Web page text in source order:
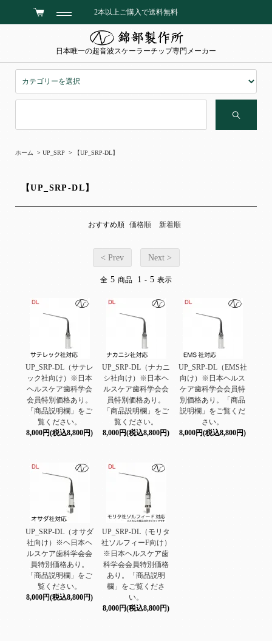
2本以上ご購入で送料無料
日本唯一の超音波スケーラーチップ専門メーカー
ホーム > UP_SRP > 【UP_SRP-DL】
【UP_SRP-DL】
おすすめ順 価格順 新着順
< Prev Next >
全 5 商品 1 - 5 表示
UP_SRP-DL（サテレ
ック社向け）※日本
ヘルスケア歯科学会
会員特別価格あり。
「商品説明欄」をご
覧ください。
8,000円(税込8,800円)
UP_SRP-DL（ナカニ
シ社向け）※日本ヘ
ルスケア歯科学会会
員特別価格あり。
「商品説明欄」をご
覧ください。
8,000円(税込8,800円)
UP_SRP-DL（EMS社
向け）※日本ヘルス
ケア歯科学会会員特
別価格あり。「商品
説明欄」をご覧くだ
さい。
8,000円(税込8,800円)
UP_SRP-DL（オサダ
社向け）※ヘ日本ヘ
ルスケア歯科学会会
員特別価格あり。
「商品説明欄」をご
覧ください。
8,000円(税込8,800円)
UP_SRP-DL（モリタ
社ソルフィーF向け）
※日本ヘルスケア歯
科学会会員特別価格
あり。「商品説明
欄」をご覧くださ
い。
8,000円(税込8,800円)